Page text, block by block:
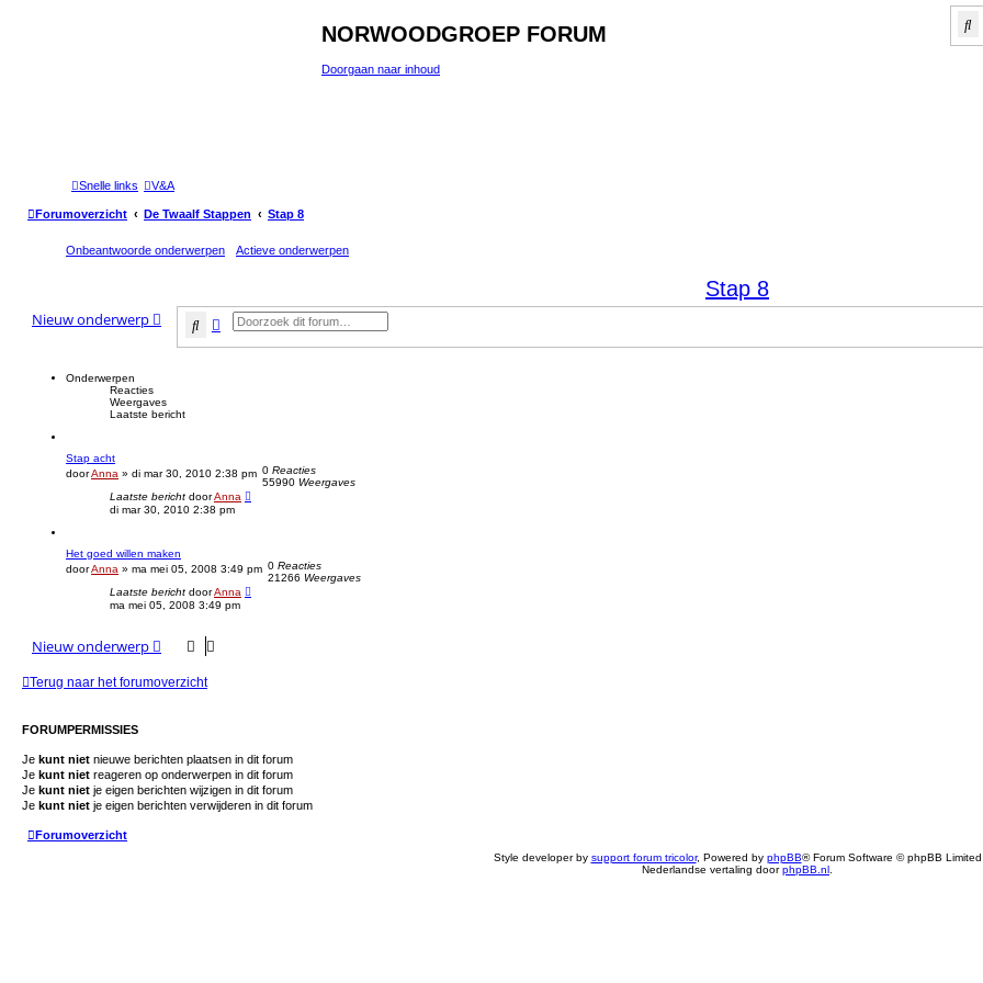
NORWOODGROEP FORUM
Doorgaan naar inhoud
Snelle links V&A
Forumoverzicht De Twaalf Stappen Stap 8
Onbeantwoorde onderwerpen Actieve onderwerpen
Stap 8
Nieuw onderwerp ZoekUitgebreid zoeken
Onderwerpen
Reacties
Weergaves
Laatste bericht
Stap acht
doorAnna » di mar 30, 2010 2:38 pm 0 Reacties
55990 Weergaves
Laatste bericht doorAnna
di mar 30, 2010 2:38 pm
Het goed willen maken
doorAnna » ma mei 05, 2008 3:49 pm 0 Reacties
21266 Weergaves
Laatste bericht doorAnna
ma mei 05, 2008 3:49 pm
Nieuw onderwerp
Terug naar het forumoverzicht
FORUMPERMISSIES
Je kunt niet nieuwe berichten plaatsen in dit forum
Je kunt niet reageren op onderwerpen in dit forum
Je kunt niet je eigen berichten wijzigen in dit forum
Je kunt niet je eigen berichten verwijderen in dit forum
Forumoverzicht
Style developer by support forum tricolor, Powered by phpBB® Forum Software © phpBB Limited
Nederlandse vertaling doorphpBB.nl